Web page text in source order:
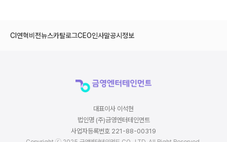
CI 연혁비전뉴스카탈로그CEO인사말공시정보
대표이사 이석현
법인명 (주)금영엔터테인먼트
사업자등록번호 221-88-00319